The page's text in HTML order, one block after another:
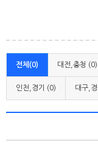
전체(0) 대전,충청 (0)
인천,경기 (0) 대구,